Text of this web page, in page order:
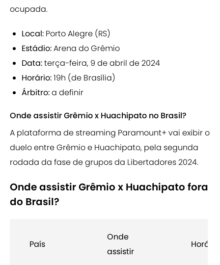
ocupada.
Local: Porto Alegre (RS)
Estádio:Arena do Grêmio
Data:terça-feira, 9 de abril de 2024
Horário:19h (de Brasília)
Árbitro:a definir
Onde assistir Grêmio x Huachipato no Brasil?
A plataforma de streaming Paramount+ vai exibir o
duelo entre Grêmio e Huachipato, pela segunda
rodada da fase de grupos da Libertadores 2024.
Onde assistir Grêmio x Huachipato fora
do Brasil?
País
Onde
assistir
Horário